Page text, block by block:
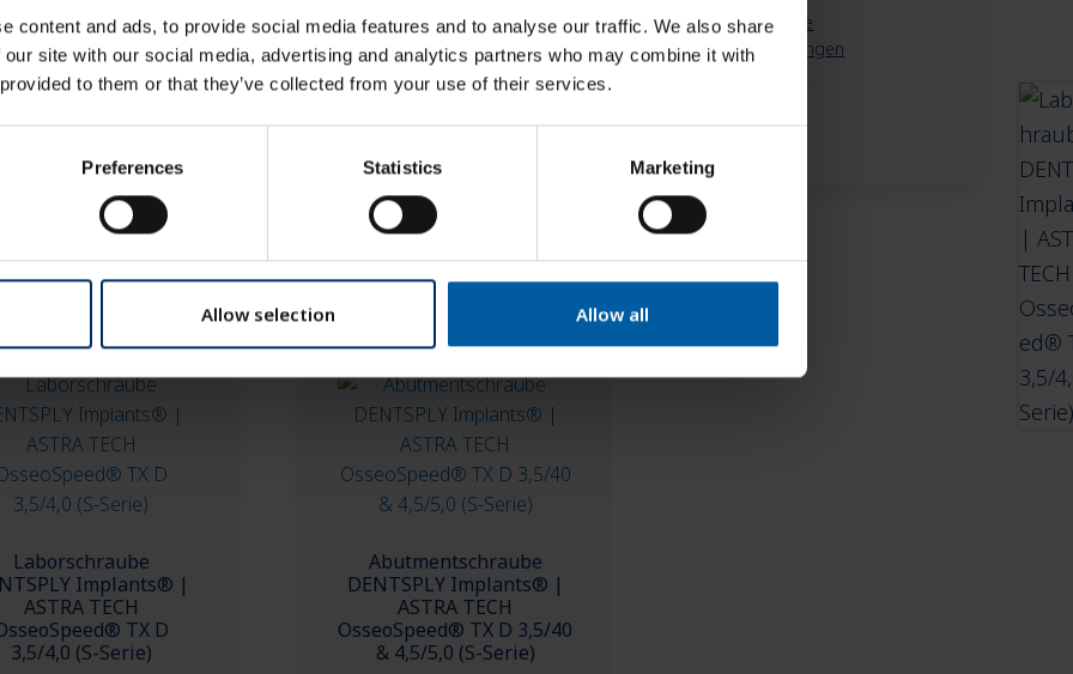
content and ads, to provide social media features and to analyse our traffic. We also share
site with our social media, advertising and analytics partners who may combine it with
to them or that they’ve collected from your use of their services.
Preferences Statistics Marketing
Allow selection Allow all
&
4,5/5,0
(S-
Serie)
Menge
Laborschraube
Implants® |
ASTRA TECH
TX D
3,5/4,0 (S-Serie)
Abutmentschraube
DENTSPLY Implants® |
ASTRA TECH
OsseoSpeed® TX D 3,5/40
& 4,5/5,0 (S-Serie)
Meine Merkliste
Meine Bestellungen